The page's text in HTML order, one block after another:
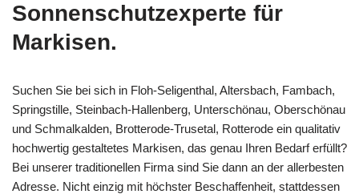
Sonnenschutzexperte für
Markisen.
Suchen Sie bei sich in Floh-Seligenthal, Altersbach, Fambach,
Springstille, Steinbach-Hallenberg, Unterschönau, Oberschönau
und Schmalkalden, Brotterode-Trusetal, Rotterode ein qualitativ
hochwertig gestaltetes Markisen, das genau Ihren Bedarf erfüllt?
Bei unserer traditionellen Firma sind Sie dann an der allerbesten
Adresse. Nicht einzig mit höchster Beschaffenheit, stattdessen